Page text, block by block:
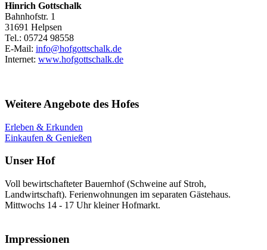
Hinrich Gottschalk
Bahnhofstr. 1
31691 Helpsen
Tel.: 05724 98558
E-Mail: info@hofgottschalk.de
Internet: www.hofgottschalk.de
Weitere Angebote des Hofes
Erleben & Erkunden
Einkaufen & Genießen
Unser Hof
Voll bewirtschafteter Bauernhof (Schweine auf Stroh,
Landwirtschaft). Ferienwohnungen im separaten Gästehaus.
Mittwochs 14 - 17 Uhr kleiner Hofmarkt.
Impressionen